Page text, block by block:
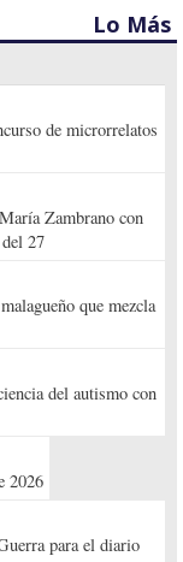
Lo Más
de microrrelatos
Zambrano con
27
que mezcla
del autismo con
2026
para el diario